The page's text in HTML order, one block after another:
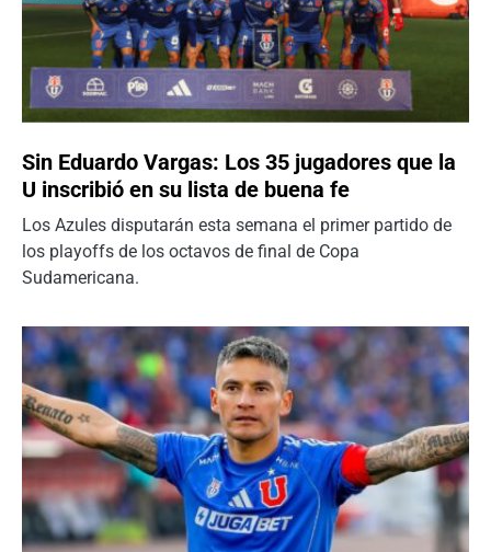
Sin Eduardo Vargas: Los 35 jugadores que la
U inscribió en su lista de buena fe
Los Azules disputarán esta semana el primer partido de
los playoffs de los octavos de final de Copa
Sudamericana.